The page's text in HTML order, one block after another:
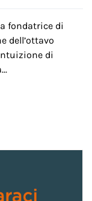
fondatrice di
dell’ottavo
di